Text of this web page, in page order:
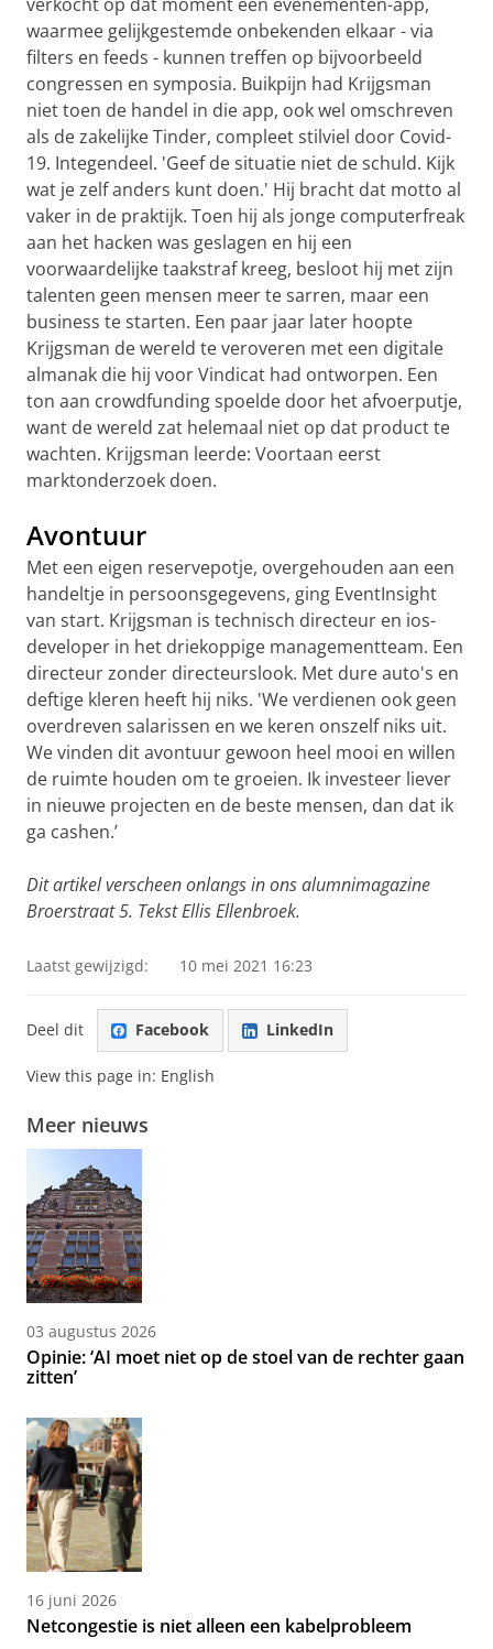
waarmee gelijkgestemde onbekenden elkaar - via
filters en feeds - kunnen treffen op bijvoorbeeld
congressen en symposia. Buikpijn had Krijgsman
niet toen de handel in die app, ook wel omschreven
als de zakelijke Tinder, compleet stilviel door Covid-
19. Integendeel. 'Geef de situatie niet de schuld. Kijk
wat je zelf anders kunt doen.' Hij bracht dat motto al
vaker in de praktijk. Toen hij als jonge computerfreak
aan het hacken was geslagen en hij een
voorwaardelijke taakstraf kreeg, besloot hij met zijn
talenten geen mensen meer te sarren, maar een
business te starten. Een paar jaar later hoopte
Krijgsman de wereld te veroveren met een digitale
almanak die hij voor Vindicat had ontworpen. Een
ton aan crowdfunding spoelde door het afvoerputje,
want de wereld zat helemaal niet op dat product te
wachten. Krijgsman leerde: Voortaan eerst
marktonderzoek doen.
Avontuur
Met een eigen reservepotje, overgehouden aan een
handeltje in persoonsgegevens, ging EventInsight
van start. Krijgsman is technisch directeur en ios-
developer in het driekoppige managementteam. Een
directeur zonder directeurslook. Met dure auto's en
deftige kleren heeft hij niks. 'We verdienen ook geen
overdreven salarissen en we keren onszelf niks uit.
We vinden dit avontuur gewoon heel mooi en willen
de ruimte houden om te groeien. Ik investeer liever
in nieuwe projecten en de beste mensen, dan dat ik
ga cashen.’
Dit artikel verscheen onlangs in ons alumnimagazine
Broerstraat 5. Tekst Ellis Ellenbroek.
Laatst gewijzigd: 10 mei 2021 16:23
Deel dit Facebook LinkedIn
View this page in: English
Meer nieuws
03 augustus 2026
Opinie: ‘AI moet niet op de stoel van de rechter gaan
zitten’
16 juni 2026
Netcongestie is niet alleen een kabelprobleem